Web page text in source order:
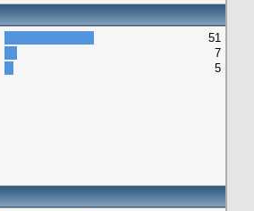
51
7
5